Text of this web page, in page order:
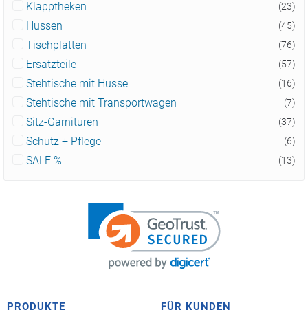
Klapptheken (23)
Hussen (45)
Tischplatten (76)
Ersatzteile (57)
Stehtische mit Husse (16)
Stehtische mit Transportwagen (7)
Sitz-Garnituren (37)
Schutz + Pflege (6)
SALE % (13)
PRODUKTE FÜR KUNDEN